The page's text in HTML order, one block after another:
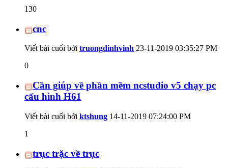
130
cnc
Viết bài cuối bởi truongdinhvinh 23-11-2019 03:35:27 PM
0
Cần giúp về phần mềm ncstudio v5 chạy pc
cấu hình H61
Viết bài cuối bởi ktshung 14-11-2019 07:24:00 PM
1
trục trặc về trục